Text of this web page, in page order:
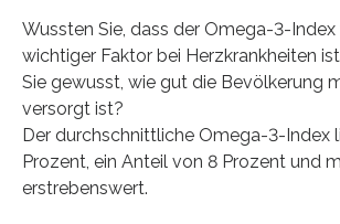
Wussten Sie, dass der Omega-3-
wichtiger Faktor bei Herzkrankheiten
Sie gewusst, wie gut die Bevölkerung
versorgt ist?
Der durchschnittliche Omega-3-Index
Prozent, ein Anteil von 8 Prozent und
erstrebenswert.